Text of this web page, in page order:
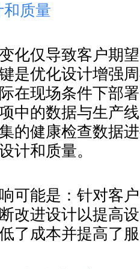
质量
化仅导致客户期
是优化设计增强
在现场条件下部
中的数据与生产
的健康检查数据
计和质量。
可能是：针对客
改进设计以提高
了成本并提高了